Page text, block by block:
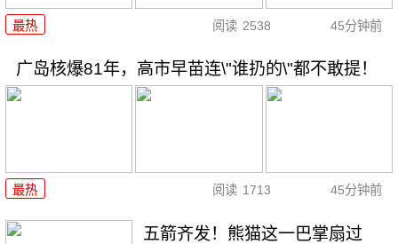
最热 阅读 2538 45分钟前
广岛核爆81年，高市早苗连\"谁扔的\"都不敢提！
最热 阅读 1713 45分钟前
五箭齐发！熊猫这一巴掌扇过